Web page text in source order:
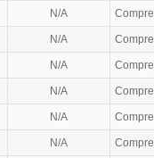
N/A
N/A
N/A
N/A
N/A
N/A